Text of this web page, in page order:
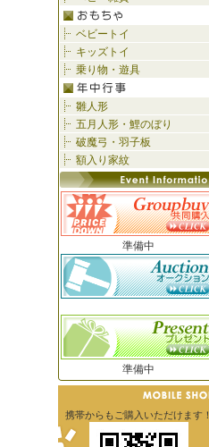
準備中
準備中
携帯からもご購入いただけます！